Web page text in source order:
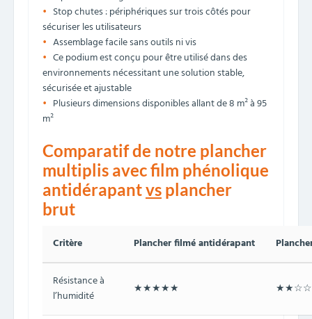
Stop chutes : périphériques sur trois côtés pour
sécuriser les utilisateurs
Assemblage facile sans outils ni vis
Ce podium est conçu pour être utilisé dans des
environnements nécessitant une solution stable,
sécurisée et ajustable
Plusieurs dimensions disponibles allant de 8 m² à 95
m²
Comparatif de notre plancher
multiplis avec film phénolique
antidérapantvs plancher
brut
Critère Plancher filmé antidérapant
Résistance à
l’humidité
★★★★★